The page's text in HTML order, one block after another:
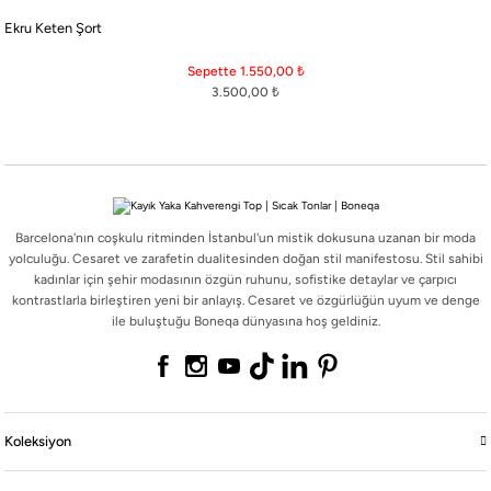
Ekru Keten Şort
3.500,00 ₺
Sepette 1.550,00₺
Barcelona'nın coşkulu ritminden İstanbul'un mistik dokusuna uzanan bir moda
yolculuğu. Cesaret ve zarafetin dualitesinden doğan stil manifestosu. Stil sahibi
kadınlar için şehir modasının özgün ruhunu, sofistike detaylar ve çarpıcı
kontrastlarla birleştiren yeni bir anlayış. Cesaret ve özgürlüğün uyum ve denge
ile buluştuğu Boneqa dünyasına hoş geldiniz.
Koleksiyon
yolculuğu. Cesaret ve zarafetin dualitesinden doğan stil manifestosu. Stil sahibi
kontrastlarla birleştiren yeni bir anlayış. Cesaret ve özgürlüğün uyum ve denge
ile buluştuğu Boneqa dünyasına hoş geldiniz.
Online Mağaza